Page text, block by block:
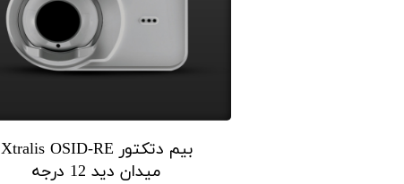
بیم دتکتور Xtralis OSID-RE
میدان دید 12 درجه